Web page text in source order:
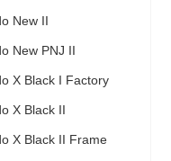
New II
New PNJ II
X Black I Factory
X Black II
X Black II Frame